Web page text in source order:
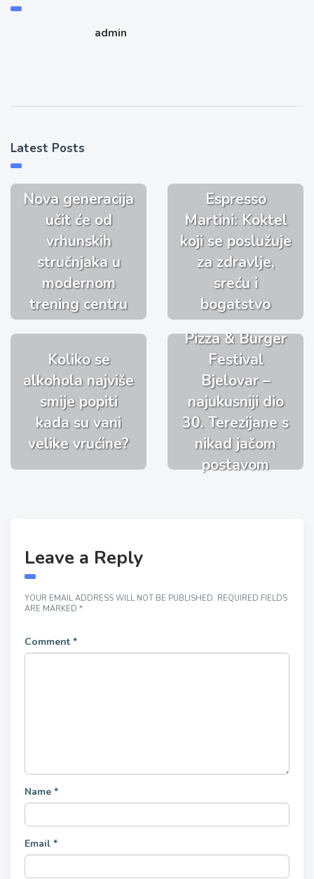
admin
Latest Posts
Nova generacija
učit će od
vrhunskih
stručnjaka u
modernom
trening centru
Espresso
Martini: Koktel
koji se poslužuje
za zdravlje,
sreću i
bogatstvo
Koliko se
alkohola najviše
smije popiti
kada su vani
velike vrućine?
Pizza & Burger
Festival
Bjelovar –
najukusniji dio
30. Terezijane s
nikad jačom
postavom
Leave a Reply
YOUR EMAIL ADDRESS WILL NOT BE PUBLISHED. REQUIRED FIELDS
ARE MARKED *
Comment *
Name *
Email *